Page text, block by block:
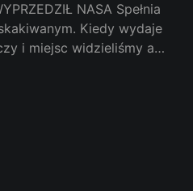
NASA Spełnia
Kiedy wydaje
i miejsc widzieliśmy a
–„Niesamowite!”.